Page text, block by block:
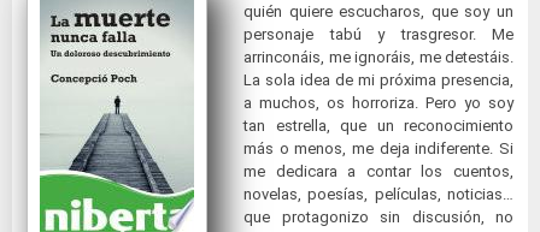
quién quiere escucharos, que soy un
personaje tabú y trasgresor. Me
arrinconáis, me ignoráis, me detestáis.
La sola idea de mi próxima presencia,
a muchos, os horroriza. Pero yo soy
tan estrella, que un reconocimiento
más o menos, me deja indiferente. Si
me dedicara a contar los cuentos,
novelas, poesías, películas, noticias…
que protagonizo sin discusión, no